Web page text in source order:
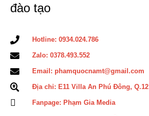
đào tạo
Hotline: 0934.024.786
Zalo: 0378.493.552
Email: phamquocnamt@gmail.com
Địa chỉ: E11 Villa An Phú Đông, Q.12
Fanpage: Phạm Gia Media